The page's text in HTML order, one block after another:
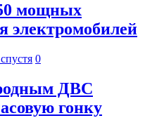
мощных
электромобилей
0
ДВС
гонку